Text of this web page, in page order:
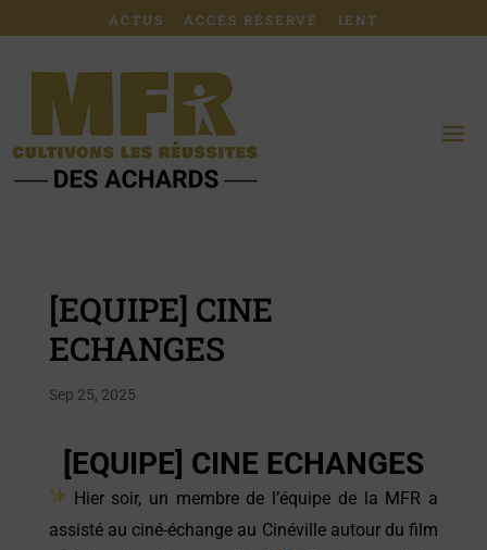
ACTUS ACCÈS RÉSERVÉ IENT
[EQUIPE] CINE
ECHANGES
Sep 25, 2025
[EQUIPE] CINE ECHANGES
Hier soir, un membre de l’équipe de la MFR a
assisté au ciné-échange au Cinéville autour du film